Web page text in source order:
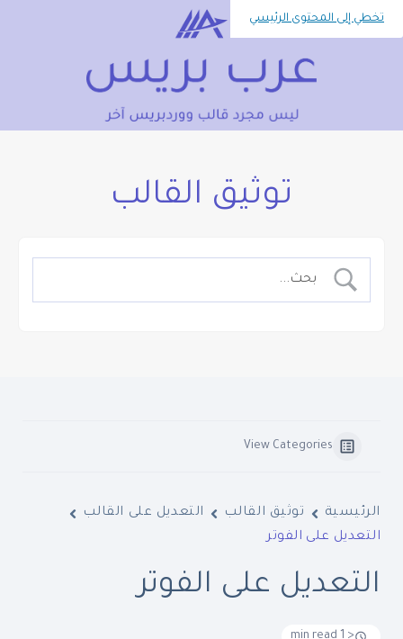
تخطي إلى المحتوى الرئيسي
توثيق القالب
View Categories
الرئيسية توثيق القالب
التعديل على القالب
التعديل على الفوتر
التعديل على الفوتر